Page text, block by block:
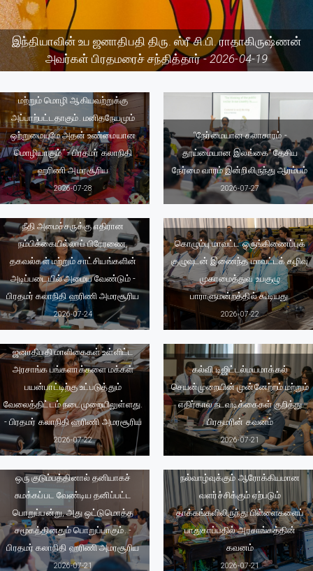
இந்தியாவின் உப ஜனாதிபதி திரு. ஸ்ரீ சி.பி. ராதாகிருஷ்ணன்
அவர்கள் பிரதமரைச் சந்தித்தார் -2026-04-19
மற்றும் மொழி ஆகியவற்றுக்கு
அப்பாற்பட்டதாகும். மனிதநேயமும்
ஒற்றுமையுமே அதன் உண்மையான
மொழியாகும்” - பிரதமர் கலாநிதி
ஹரிணி அமரசூரிய
2026-07-28
“நேர்மையான கலாசாரம் -
தூய்மையான இலங்கை” தேசிய
நேர்மை வாரம் இன்றிலிருந்து ஆரம்பம்
2026-07-27
நீதி அமைச்சருக்கு எதிரான
நம்பிக்கையில்லாப் பிரேரணை,
தகவல்கள் மற்றும் சாட்சியங்களின்
அடிப்படையில் அமைய வேண்டும் -
பிரதமர் கலாநிதி ஹரிணி அமரசூரிய
2026-07-24
கொழும்பு மாவட்ட ஒருங்கிணைப்புக்
குழுவுடன் இணைந்த மாவட்டக் கழிவு
முகாமைத்துவ உபகுழு
பாராளுமன்றத்தில் கூடியது.
2026-07-22
ஜனாதிபதி மாளிகைகள் உள்ளிட்ட
அரசாங்க பங்களாக்களை மக்கள்
பயன்பாட்டிற்கு உட்படுத்தும்
வேலைத்திட்டம் நடைமுறையிலுள்ளது.
- பிரதமர் கலாநிதி ஹரிணி அமரசூரிய
2026-07-22
கல்வி டிஜிட்டல்மயமாக்கல்
செயன்முறையின் முன்னேற்றம் மற்றும்
எதிர்கால நடவடிக்கைகள் குறித்து
பிரதமரின் கவனம்
2026-07-21
ஒரு குடும்பத்தினால் தனியாகச்
சுமக்கப்பட வேண்டிய தனிப்பட்ட
பொறுப்பன்று, அது ஒட்டுமொத்த
சமூகத்தினதும் பொறுப்பாகும். -
பிரதமர் கலாநிதி ஹரிணி அமரசூரிய
2026-07-21
சைபர் அச்சுறுத்தல்கள், இணையவழி
நல்வாழ்வுக்கும் ஆரோக்கியமான
வளர்ச்சிக்கும் ஏற்படும்
தாக்கங்களிலிருந்து பிள்ளைகளைப்
பாதுகாப்பதில் அரசாங்கத்தின்
கவனம்
2026-07-21